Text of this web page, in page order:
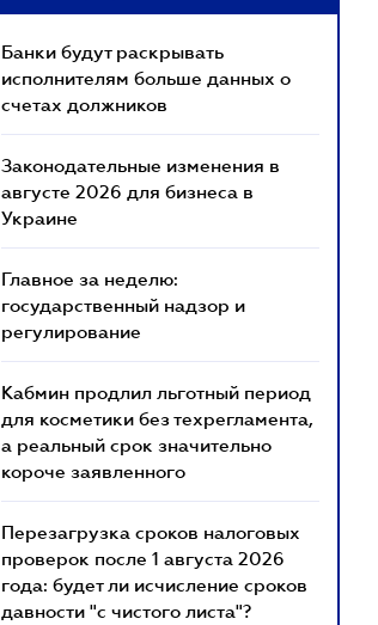
Банки будут раскрывать
исполнителям больше данных о
счетах должников
Законодательные изменения в
августе 2026 для бизнеса в
Украине
Главное за неделю:
государственный надзор и
регулирование
Кабмин продлил льготный период
для косметики без техрегламента,
а реальный срок значительно
короче заявленного
Перезагрузка сроков налоговых
проверок после 1 августа 2026
года: будет ли исчисление сроков
давности "с чистого листа"?